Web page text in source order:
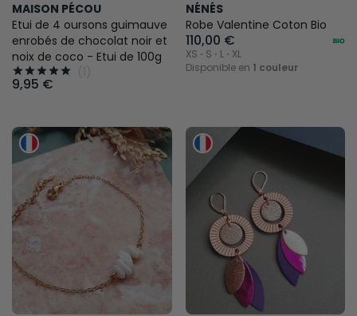
MAISON PÉCOU
Etui de 4 oursons guimauve
enrobés de chocolat noir et
noix de coco - Etui de 100g
    
9,95 €
NÉNÉS
Robe Valentine Coton Bio
110,00 €
XS ⋅ S ⋅ L ⋅ XL
Disponible en 1 couleur